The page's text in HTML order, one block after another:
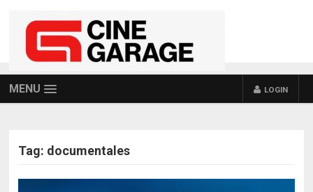
MENU LOGIN
Tag: documentales